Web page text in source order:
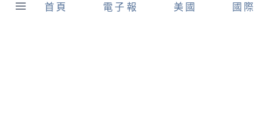
首頁 電子報 美國 國際